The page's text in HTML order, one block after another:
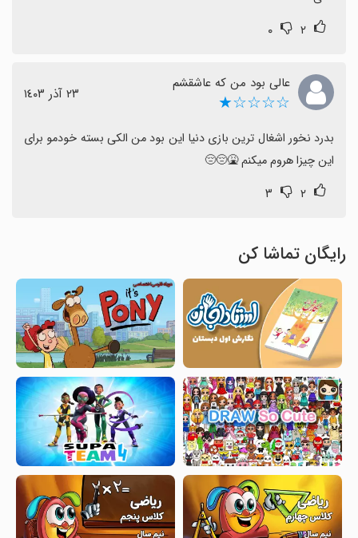
۲ ۰
عالی بود من که عاشقشم
☆☆☆☆★ ٢٣ آذر ١٤٠٣
این چیزا هروم میکنم 🤮😔😔
۲ ۳
رایگان تماشا کن